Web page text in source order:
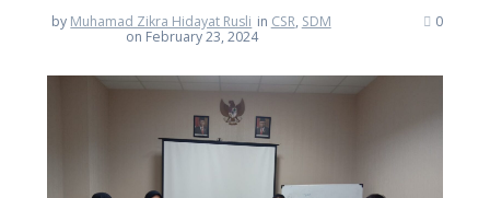
by Muhamad Zikra Hidayat Rusli in CSR, SDM
on February 23, 2024
0